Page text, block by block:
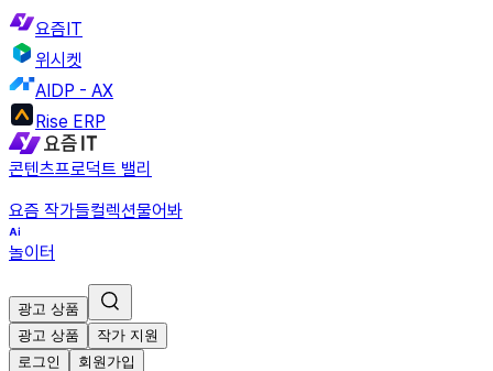
요즘IT
위시켓
AIDP - AX
Rise ERP
콘텐츠프로덕트 밸리
요즘 작가들컬렉션물어봐
놀이터
광고 상품
광고 상품
작가 지원
로그인
회원가입